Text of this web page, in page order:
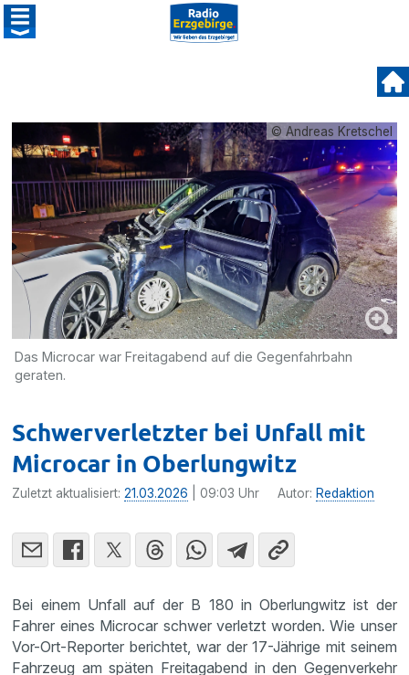
© Andreas Kretschel
Das Microcar war Freitagabend auf die Gegenfahrbahn
geraten.
Schwerverletzter bei Unfall mit
Microcar in Oberlungwitz
Zuletzt aktualisiert:21.03.2026 | 09:03 Uhr Autor: Redaktion
Bei einem Unfall auf der B 180 in Oberlungwitz ist der
Fahrer eines Microcar schwer verletzt worden. Wie unser
Vor-Ort-Reporter berichtet, war der 17-Jährige mit seinem
Fahrzeug am späten Freitagabend in den Gegenverkehr